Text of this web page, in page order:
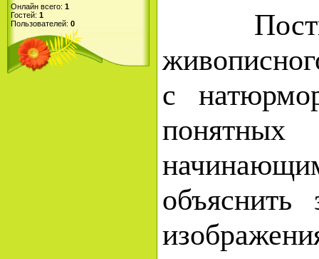
Онлайн всего: 1
Гостей: 1
Пользователей: 0
с
объяснить